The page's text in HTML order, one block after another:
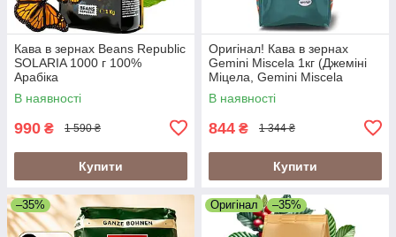
Кава в зернах Beans Republic
SOLARIA 1000 г 100%
Арабіка
В наявності
990 ₴ 1 590 ₴
Купити
Оригінал! Кава в зернах
Gemini Miscela 1кг (Джеміні
Міцела, Gemini Miscela
Espresso), 60% арабіка/40%
робуста
В наявності
844 ₴ 1 344 ₴
Купити
–35% Оригінал –35%